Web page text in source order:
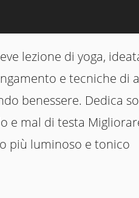
lezione di yoga,
e tecniche di
benessere. Dedica
e mal di testa
più luminoso e tonico